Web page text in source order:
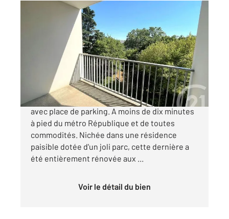
VILLEURBANNE 69
, 2 pièces
Ref : 136340
Appartement T2 à vendre
215 000 €
RÉPUBLIQUE - Copropriété calme et sécurisée
avec place de parking. A moins de dix minutes
à pied du métro République et de toutes
commodités. Nichée dans une résidence
paisible dotée d'un joli parc, cette dernière a
été entièrement rénovée aux ...
Voir le détail du bien